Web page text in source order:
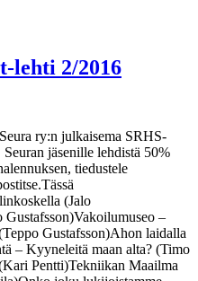
lehti 2/2016
ry:n julkaisema SRHS-
jäsenille lehdistä 50%
tiedustele
(Jalo
–
Gustafsson)Ahon laidalla
– Kyyneleitä maan alta? (Timo
Pentti)Tekniikan Maailma